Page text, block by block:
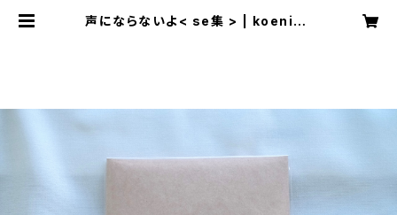
声にならないよ< se集 > | koenina